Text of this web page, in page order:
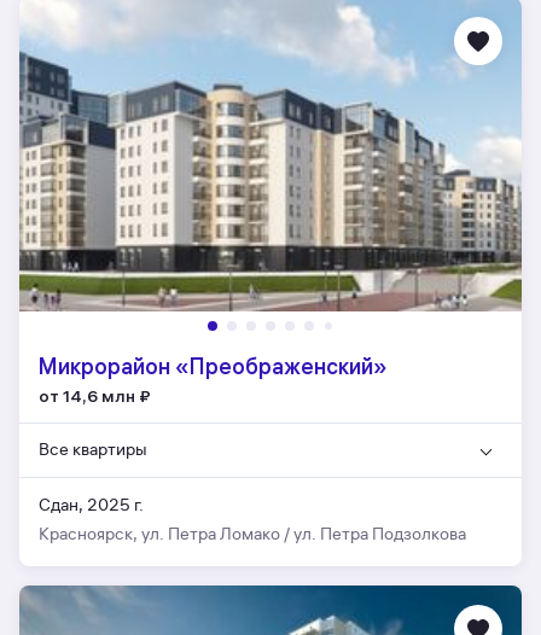
Микрорайон «Преображенский»
от 14,6 млн ₽
Все квартиры
Сдан, 2025 г.
Красноярск, ул. Петра Ломако / ул. Петра Подзолкова